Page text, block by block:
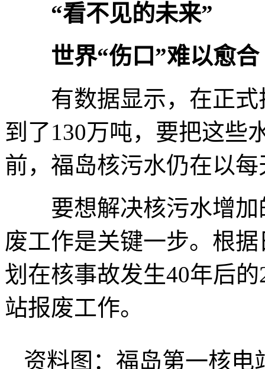
“看不见的未来”
世界“伤口”难以愈合
有数据显示，在正式
到了130万吨，要把这些
前，福岛核污水仍在以
要想解决核污水增加
废工作是关键一步。根
划在核事故发生40年后
站报废工作。
资料图：福岛第一核电